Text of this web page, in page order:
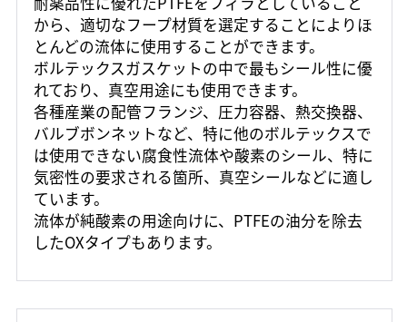
から、適切なフープ材質を選定することによりほ
とんどの流体に使用することができます。
ボルテックスガスケットの中で最もシール性に優
れており、真空用途にも使用できます。
各種産業の配管フランジ、圧力容器、熱交換器、
バルブボンネットなど、特に他のボルテックスで
は使用できない腐食性流体や酸素のシール、特に
気密性の要求される箇所、真空シールなどに適し
ています。
流体が純酸素の用途向けに、PTFEの油分を除去
したOXタイプもあります。